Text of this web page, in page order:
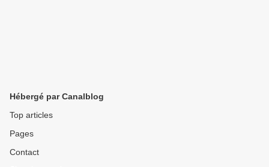
Hébergé par Canalblog
Top articles
Pages
Contact